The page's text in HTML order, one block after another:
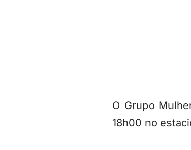
O Grupo
18h00 no